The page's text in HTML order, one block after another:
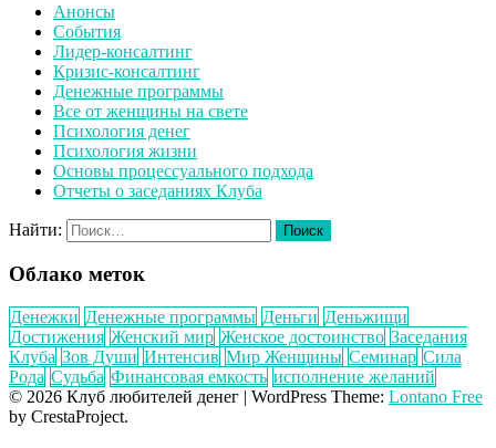
Анонсы
События
Лидер-консалтинг
Кризис-консалтинг
Денежные программы
Все от женщины на свете
Психология денег
Психология жизни
Основы процессуального подхода
Отчеты о заседаниях Клуба
Найти:
Облако меток
Денежки Денежные программы Деньги Деньжищи
Достижения Женский мир Женское достоинство Заседания
Клуба Зов Души Интенсив Мир Женщины Семинар Сила
Рода Судьба Финансовая емкость исполнение желаний
© 2026 Клуб любителей денег | WordPress Theme: Lontano Free
by CrestaProject.